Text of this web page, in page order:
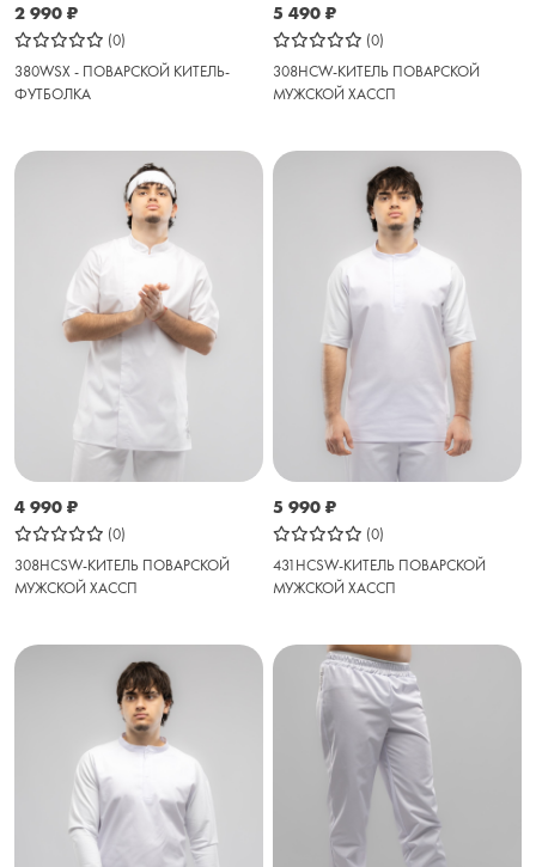
2 990 ₽
(0)
380WSX - ПОВАРСКОЙ КИТЕЛЬ-
ФУТБОЛКА
5 490 ₽
(0)
308HCW-КИТЕЛЬ ПОВАРСКОЙ
МУЖСКОЙ ХАССП
4 990 ₽
(0)
308HCSW-КИТЕЛЬ ПОВАРСКОЙ
МУЖСКОЙ ХАССП
5 990 ₽
(0)
431HCSW-КИТЕЛЬ ПОВАРСКОЙ
МУЖСКОЙ ХАССП